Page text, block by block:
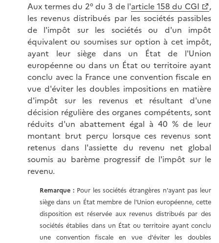
Aux termes du 2° du 3 de l'article 158 du CGI
,
les revenus distribués par les sociétés passibles
de l'impôt sur les sociétés ou d'un impôt
équivalent ou soumises sur option à cet impôt,
ayant leur siège dans un État de l'Union
européenne ou dans un État ou territoire ayant
conclu avec la France une convention fiscale en
vue d'éviter les doubles impositions en matière
d'impôt sur les revenus et résultant d'une
décision régulière des organes compétents, sont
réduits d'un abattement égal à 40 % de leur
montant brut perçu lorsque ces revenus sont
retenus dans l'assiette du revenu net global
soumis au barème progressif de l'impôt sur le
revenu.
Remarque : Pour les sociétés étrangères n'ayant pas leur
siège dans un État membre de l'Union européenne, cette
disposition est réservée aux revenus distribués par des
sociétés établies dans un État ou territoire ayant conclu
une convention fiscale en vue d'éviter les doubles